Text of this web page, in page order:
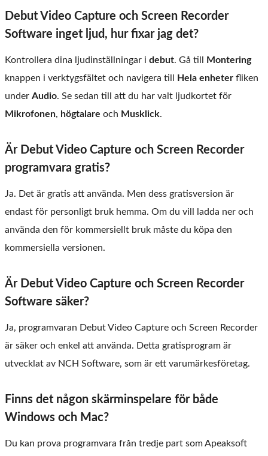
Debut Video Capture och Screen Recorder
Software inget ljud, hur fixar jag det?
Kontrollera dina ljudinställningar i debut. Gå till
Montering
knappen i verktygsfältet och navigera till
Hela enheter fliken
under Audio. Se sedan till att du har valt ljudkortet för
Mikrofonen, högtalare och Musklick.
Är Debut Video Capture och Screen Recorder
programvara gratis?
Ja. Det är gratis att använda. Men dess gratisversion är
endast för personligt bruk hemma. Om du vill ladda ner och
använda den för kommersiellt bruk måste du köpa den
kommersiella versionen.
Är Debut Video Capture och Screen Recorder
Software säker?
Ja, programvaran Debut Video Capture och Screen Recorder
är säker och enkel att använda. Detta gratisprogram är
utvecklat av NCH Software, som är ett varumärkesföretag.
Finns det någon skärminspelare för både
Windows och Mac?
Du kan prova programvara från tredje part som Apeaksoft